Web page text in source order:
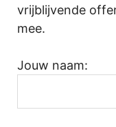
vrijblijvende
mee.
Jouw naam: